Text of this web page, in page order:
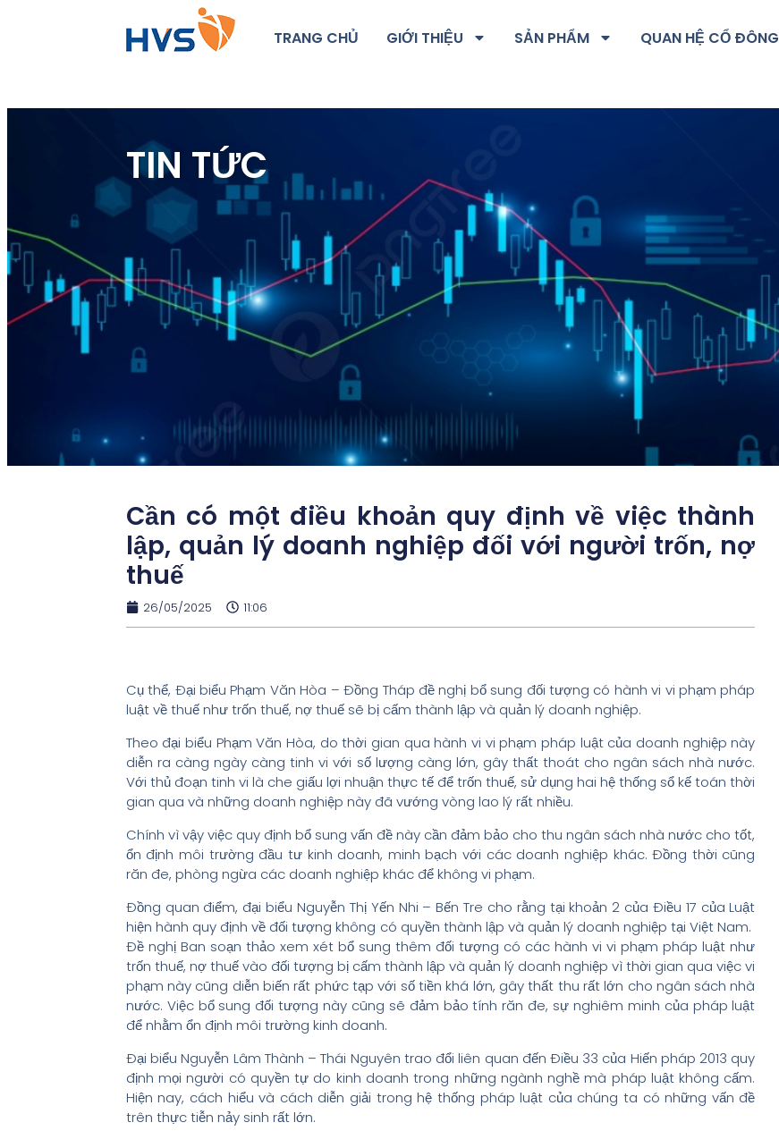
TRANG CHỦ GIỚI THIỆU SẢN PHẨM QUAN HỆ CỔ ĐÔNG
TIN TỨC
Cần có một điều khoản quy định về việc thành
lập, quản lý doanh nghiệp đối với người trốn, nợ
thuế
26/05/2025 11:06
Cụ thể, Đại biểu Phạm Văn Hòa – Đồng Tháp đề nghị bổ sung đối tượng có hành vi vi phạm pháp
luật về thuế như trốn thuế, nợ thuế sẽ bị cấm thành lập và quản lý doanh nghiệp.
Theo đại biểu Phạm Văn Hòa, do thời gian qua hành vi vi phạm pháp luật của doanh nghiệp này
diễn ra càng ngày càng tinh vi với số lượng càng lớn, gây thất thoát cho ngân sách nhà nước.
Với thủ đoạn tinh vi là che giấu lợi nhuận thực tế để trốn thuế, sử dụng hai hệ thống sổ kế toán thời
gian qua và những doanh nghiệp này đã vướng vòng lao lý rất nhiều.
Chính vì vậy việc quy định bổ sung vấn đề này cần đảm bảo cho thu ngân sách nhà nước cho tốt,
ổn định môi trường đầu tư kinh doanh, minh bạch với các doanh nghiệp khác. Đồng thời cũng
răn đe, phòng ngừa các doanh nghiệp khác để không vi phạm.
Đồng quan điểm, đại biểu Nguyễn Thị Yến Nhi – Bến Tre cho rằng tại khoản 2 của Điều 17 của Luật
hiện hành quy định về đối tượng không có quyền thành lập và quản lý doanh nghiệp tại Việt Nam.
Đề nghị Ban soạn thảo xem xét bổ sung thêm đối tượng có các hành vi vi phạm pháp luật như
trốn thuế, nợ thuế vào đối tượng bị cấm thành lập và quản lý doanh nghiệp vì thời gian qua việc vi
phạm này cũng diễn biến rất phức tạp với số tiền khá lớn, gây thất thu rất lớn cho ngân sách nhà
nước. Việc bổ sung đối tượng này cũng sẽ đảm bảo tính răn đe, sự nghiêm minh của pháp luật
để nhằm ổn định môi trường kinh doanh.
Đại biểu Nguyễn Lâm Thành – Thái Nguyên trao đổi liên quan đến Điều 33 của Hiến pháp 2013 quy
định mọi người có quyền tự do kinh doanh trong những ngành nghề mà pháp luật không cấm.
Hiện nay, cách hiểu và cách diễn giải trong hệ thống pháp luật của chúng ta có những vấn đề
trên thực tiễn nảy sinh rất lớn.